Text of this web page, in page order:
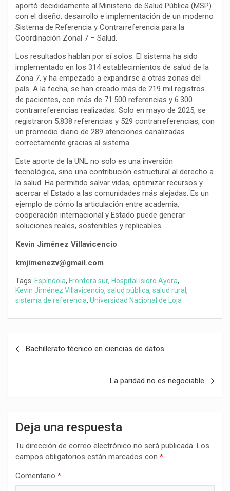
aportó decididamente al Ministerio de Salud Pública (MSP)
con el diseño, desarrollo e implementación de un moderno
Sistema de Referencia y Contrarreferencia para la
Coordinación Zonal 7 – Salud.
Los resultados hablan por sí solos. El sistema ha sido
implementado en los 314 establecimientos de salud de la
Zona 7, y ha empezado a expandirse a otras zonas del
país. A la fecha, se han creado más de 219 mil registros
de pacientes, con más de 71.500 referencias y 6.300
contrarreferencias realizadas. Solo en mayo de 2025, se
registraron 5.838 referencias y 529 contrarreferencias, con
un promedio diario de 289 atenciones canalizadas
correctamente gracias al sistema.
Este aporte de la UNL no solo es una inversión
tecnológica, sino una contribución estructural al derecho a
la salud. Ha permitido salvar vidas, optimizar recursos y
acercar el Estado a las comunidades más alejadas. Es un
ejemplo de cómo la articulación entre academia,
cooperación internacional y Estado puede generar
soluciones reales, sostenibles y replicables.
Kevin Jiménez Villavicencio
kmjimenezv@gmail.com
Tags: Espíndola, Frontera sur, Hospital Isidro Ayora,
Kevin Jiménez Villavicencio, salud pública, salud rural ,
sistema de referencia, Universidad Nacional de Loja
Bachillerato técnico en ciencias de datos
La paridad no es negociable
Deja una respuesta
Tu dirección de correo electrónico no será publicada. Los
campos obligatorios están marcados con *
Comentario *